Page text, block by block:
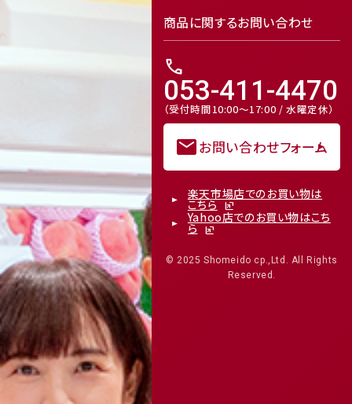
商品に関するお問い合わせ
call
053-411-4470
（受付時間10:00～17:00 / 水曜定休）
mailお問い合わせフォーム
楽天市場店でのお買い物は
こちら
Yahoo店でのお買い物はこち
ら
© 2025 Shomeido cp.,Ltd. All Rights
Reserved.